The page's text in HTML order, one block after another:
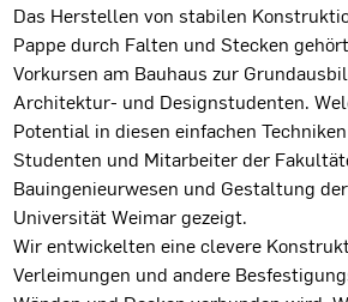
Das Herstellen von stabilen
Pappe durch Falten und Stecken
Vorkursen am Bauhaus zur
Architektur- und Designstudenten.
Potential in diesen einfachen
Studenten und Mitarbeiter der
Bauingenieurwesen und Gestaltung
Universität Weimar gezeigt.
Wir entwickelten eine clevere
Verleimungen und andere